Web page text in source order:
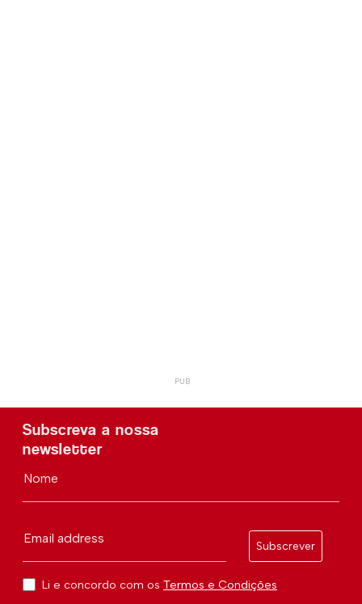
Subscreva a nossa
newsletter
Nome
Email address
Subscrever
Li e concordo com os Termos e Condições